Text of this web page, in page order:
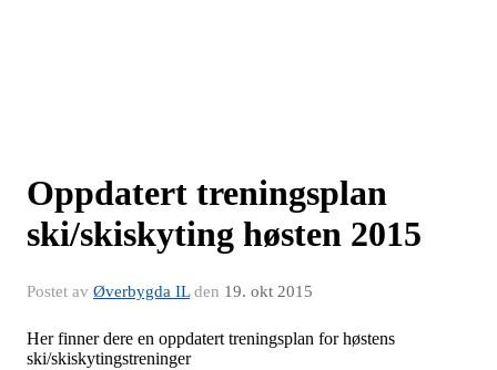
Oppdatert treningsplan
ski/skiskyting høsten 2015
Postet av Øverbygda ILden 19. okt 2015
Her finner dere en oppdatert treningsplan for høstens
ski/skiskytingstreninger